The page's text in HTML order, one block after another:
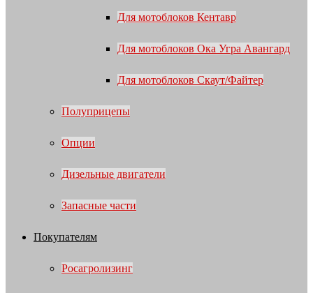
Для мотоблоков Кентавр
Для мотоблоков Ока Угра Авангард
Для мотоблоков Скаут/Файтер
Полуприцепы
Опции
Дизельные двигатели
Запасные части
Покупателям
Росагролизинг